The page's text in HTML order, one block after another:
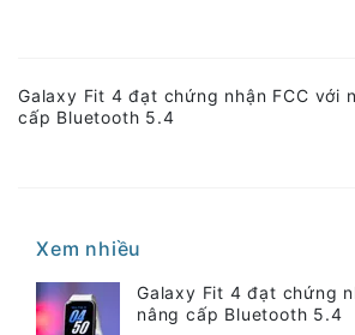
Galaxy Fit 4 đạt chứng nhận FCC với
cấp Bluetooth 5.4
Xem nhiều
Galaxy Fit 4 đạt chứng
nâng cấp Bluetooth 5.4